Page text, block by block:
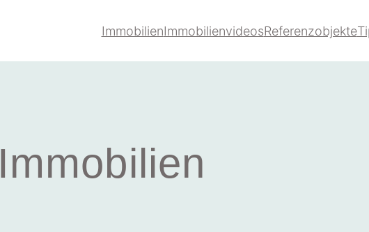
ImmobilienImmobilienvideosReferenzobjekte
Immobilien